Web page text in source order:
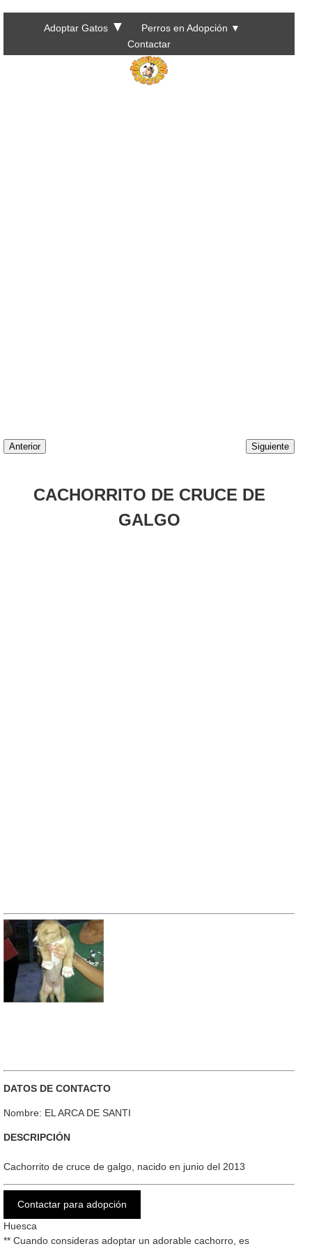
Adoptar Gatos ▼ Perros en Adopción ▼
Contactar
Anterior Siguiente
CACHORRITO DE CRUCE DE
GALGO
DATOS DE CONTACTO
Nombre: EL ARCA DE SANTI
DESCRIPCIÓN
Cachorrito de cruce de galgo, nacido en junio del 2013
Contactar para adopción
Huesca
** Cuando consideras adoptar un adorable cachorro, es